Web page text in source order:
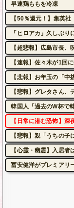
早速鶏ももを冷凍
【50％還元！】集英
「ヒロアカ」久しぶ
【超悲報】広島市長
【速報】佐々木が1回
【悲報】お年玉の「
【悲報】グレタさん
韓国人「過去のW杯で
【日常に潜む恐怖】
【悲報】親「うちの
【心霊・幽霊】入居者
冨安健洋がプレミアリ